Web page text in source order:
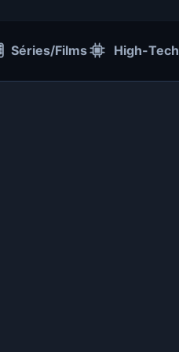
Séries/Films High-Tech